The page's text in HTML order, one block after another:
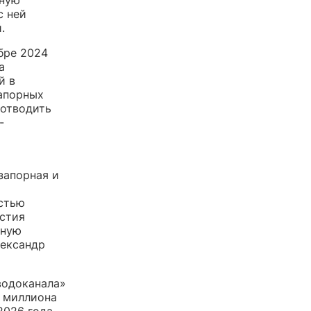
ней
2024
в
и